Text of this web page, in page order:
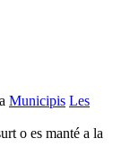
Municipis Les